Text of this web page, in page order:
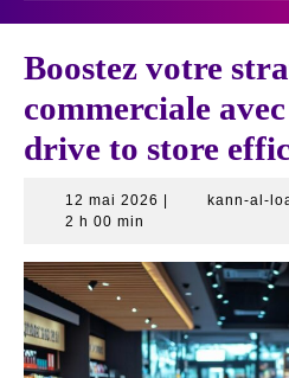
Button
Boostez votre
commerciale
drive to store
12 mai 2026 12
kann-al-
2 h 00 min